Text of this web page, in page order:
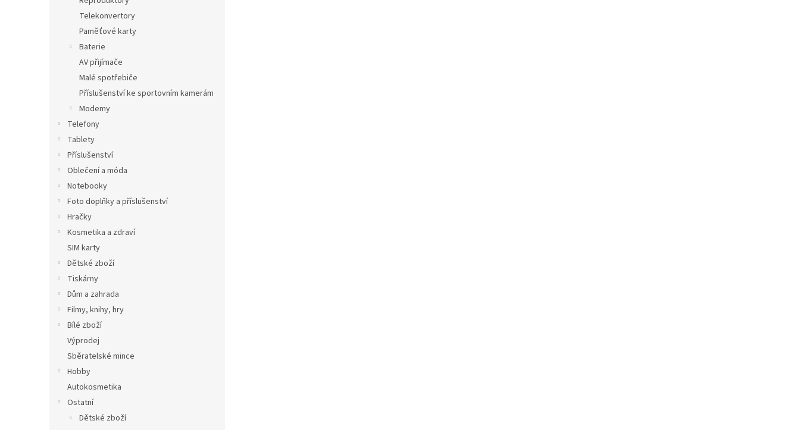
Telekonvertory
Paměťové karty
Baterie
AV přijímače
Malé spotřebiče
Příslušenství ke sportovním kamerám
Modemy
Telefony
Tablety
Příslušenství
Oblečení a móda
Notebooky
Foto doplňky a příslušenství
Hračky
Kosmetika a zdraví
SIM karty
Dětské zboží
Tiskárny
Dům a zahrada
Filmy, knihy, hry
Bílé zboží
Výprodej
Sběratelské mince
Hobby
Autokosmetika
Ostatní
Dětské zboží